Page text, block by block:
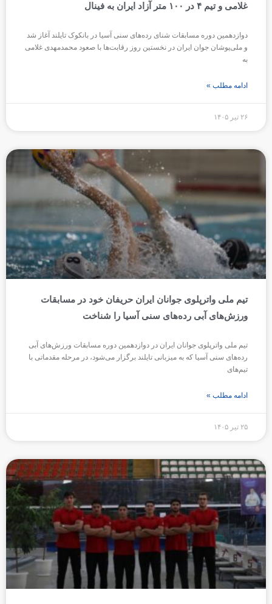
غلامی و تیم ۴ در ۱۰۰ متر آزاد ایران به فینال
دوازدهمین دوره مسابقات شنای رده‌های سنی آسیا در بانکوک تایلند آغاز شد
و ملی‌پوشان جوان ایران در نخستین روز رقابت‌ها با صعود محمدمهدی غلامی
به
ادامه مطلب »
۲۶ تیر ۱۴۰۵
تیم ملی واترپلوی جوانان ایران حریفان خود در مسابقات
ورزش‌های آبی رده‌های سنی آسیا را شناخت
تیم ملی واترپلوی جوانان ایران در دوازدهمین دوره مسابقات ورزش‌های آبی
رده‌های سنی آسیا که به میزبانی تایلند برگزار می‌شود، در مرحله مقدماتی با
تیم‌های
ادامه مطلب »
۲۵ تیر ۱۴۰۵